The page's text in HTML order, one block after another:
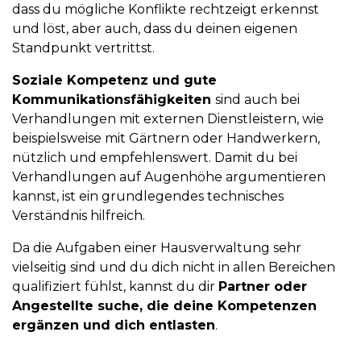
dass du mögliche Konflikte rechtzeigt erkennst
und löst, aber auch, dass du deinen eigenen
Standpunkt vertrittst.
Soziale Kompetenz und gute
Kommunikationsfähigkeiten sind auch bei
Verhandlungen mit externen Dienstleistern, wie
beispielsweise mit Gärtnern oder Handwerkern,
nützlich und empfehlenswert. Damit du bei
Verhandlungen auf Augenhöhe argumentieren
kannst, ist ein grundlegendes technisches
Verständnis hilfreich.
Da die Aufgaben einer Hausverwaltung sehr
vielseitig sind und du dich nicht in allen Bereichen
qualifiziert fühlst, kannst du dir Partner oder
Angestellte suche, die deine Kompetenzen
ergänzen und dich entlasten.